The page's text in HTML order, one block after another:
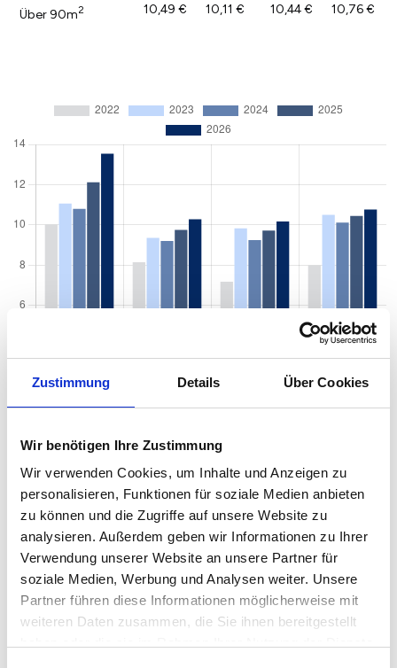
Zustimmung Details Über Cookies
Wir benötigen Ihre Zustimmung
Wir verwenden Cookies, um Inhalte und Anzeigen zu
personalisieren, Funktionen für soziale Medien anbieten
zu können und die Zugriffe auf unsere Website zu
analysieren. Außerdem geben wir Informationen zu Ihrer
Verwendung unserer Website an unsere Partner für
soziale Medien, Werbung und Analysen weiter. Unsere
Partner führen diese Informationen möglicherweise mit
weiteren Daten zusammen, die Sie ihnen bereitgestellt
Über 90m2 10,49 € 10,11 € 10,44 € 10,76 €
Mietspiegel nach Baujahr pro qm 2026 in
Ostbevern
Der Mietpreis einer Wohnung in Ostbevern hängt von einer
Vielzahl von Faktoren ab, und eines der entscheidenden Kriterien
ist das Baujahr der Immobilie. Das Alter eines Gebäudes kann
einen erheblichen Einfluss auf den Mietpreis haben, da es
wichtige Informationen über den Zustand, die Ausstattung und